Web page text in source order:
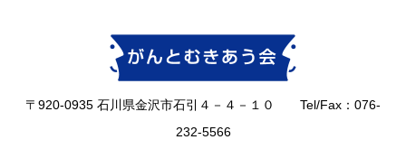
〒920-0935 石川県金沢市石引４－４－１０ Tel/Fax：076-
232-5566